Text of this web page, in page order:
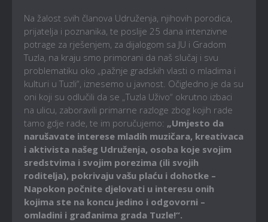
Na žalost svih članova Udruženja, njihovih porodica,
prijatelja i poznanika, te poslije 25 dana intenzivne
potrage za rješenjem, za dijalogom sa JU i Gradom
Tuzla, na kraju smo primorani da naš slučaj i svu
problematiku oko „pažnje gradskih vlasti o mladima i
kulturi u Tuzli“, iznesemo u javnost. Očigledno je da su
oni koji su odlučili da se „Tuzla Uživo“ okrutno izbaci
na ulicu, zaboravili primarne razloge zbog kojih rade
tamo gdje rade, te im poručujemo: „Umjesto da
narušavate interese mladih muzičara, kreativaca
i aktivista našeg Udruženja, osoba koje svojim
sredstvima i svojim porezima (ili svojih
roditelja), pokrivaju vašu plaću i dohotke –
Napokon počnite djelovati u interesu onih
kojima ste na koncu jedino i odgovorni –
omladini i građanima grada Tuzle!“.